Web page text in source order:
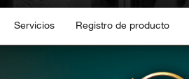
Servicios Registro de producto